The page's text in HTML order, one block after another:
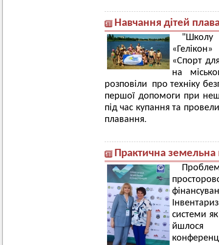
Навчання дітей
"Школу
«Спорт
на
розповіли про техніку
першої допомоги при
під час купання та
плавання.
Практична
системи
йшлося